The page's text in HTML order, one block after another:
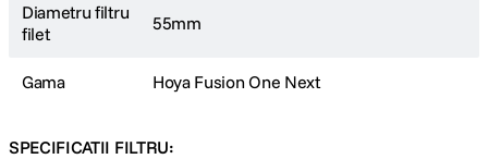
Diametru filtru
filet
55mm
Gama Hoya Fusion One Next
SPECIFICATII FILTRU: